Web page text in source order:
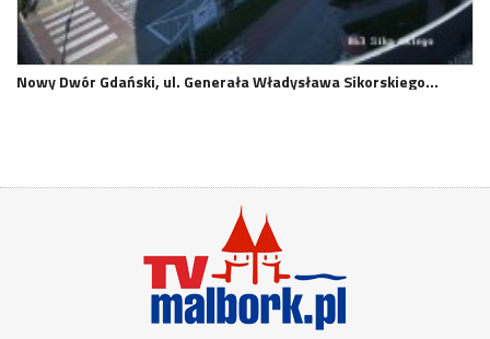
Nowy Dwór Gdański, ul. Generała Władysława Sikorskiego…